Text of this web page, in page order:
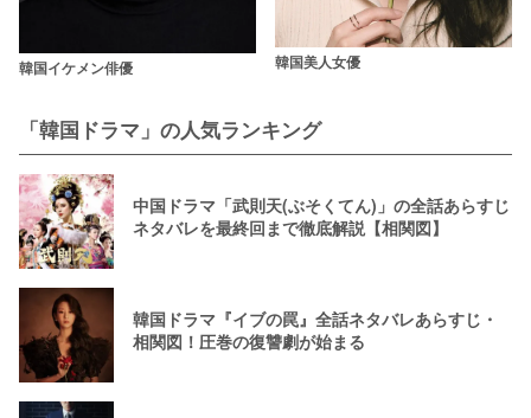
韓国イケメン俳優 韓国美人女優
「韓国ドラマ」の人気ランキング
中国ドラマ「武則天(ぶそくてん)」の全話あらすじ
ネタバレを最終回まで徹底解説【相関図】
韓国ドラマ『イブの罠』全話ネタバレあらすじ・
相関図！圧巻の復讐劇が始まる